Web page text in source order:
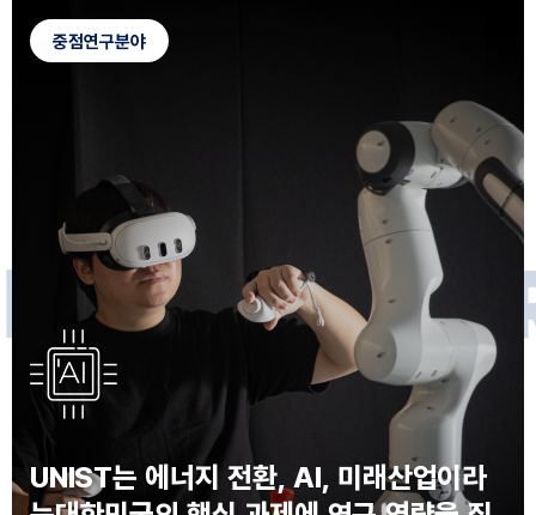
CA S
R
FU TU RE
NNOVATO
S
중점연구분야
UNIST는 에너지 전환, AI, 미래산업이라